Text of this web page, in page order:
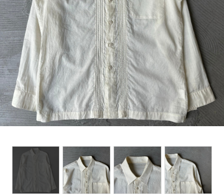
Yohji Yamamoto
Other brands
TOPS
OUTER WEAR
BOTTOMS
DESIGNERS ARCHIVES